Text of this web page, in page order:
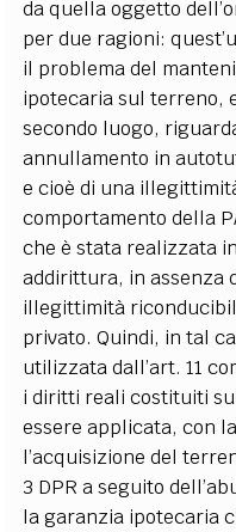
da quella oggetto
per due ragioni:
il problema del
ipotecaria sul terreno,
secondo luogo,
annullamento in
e cioè di una
comportamento della
che è stata realizzata
addirittura, in assenza
illegittimità
privato. Quindi, in tal
utilizzata dall’art. 11
i diritti reali costituiti
essere applicata, con
l’acquisizione del
3 DPR a seguito
la garanzia ipotecaria